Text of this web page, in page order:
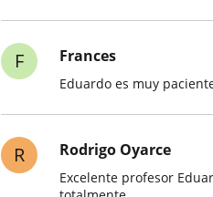
F Frances
Eduardo es muy
R Rodrigo Oyarce
Excelente profesor